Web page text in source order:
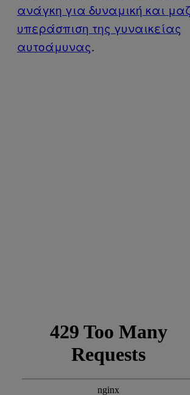
ανάγκη για δυναμική και
υπεράσπιση της γυναικείας
αυτοάμυνας.